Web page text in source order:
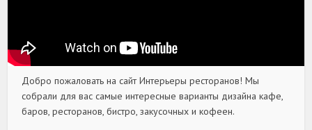
Добро пожаловать на сайт Интерьеры ресторанов! Мы
собрали для вас самые интересные варианты дизайна кафе,
баров, ресторанов, бистро, закусочных и кофеен.